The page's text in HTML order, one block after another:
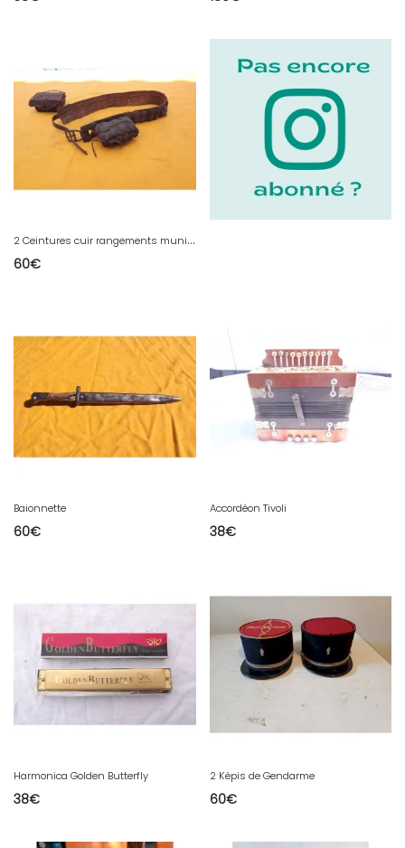
2
Ceintures cuir rangements munitions
60€
Baionnette
60€
Accordéon Tivoli
38€
Harmonica Golden Butterfly
38€
2 Képis de Gendarme
60€